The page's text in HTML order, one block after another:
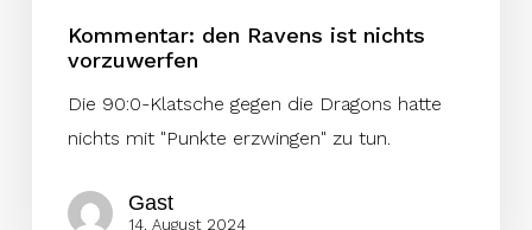
Kommentar: den Ravens ist nichts
vorzuwerfen
Die 90:0-Klatsche gegen die Dragons hatte
nichts mit "Punkte erzwingen" zu tun.
Gast
14. August 2024